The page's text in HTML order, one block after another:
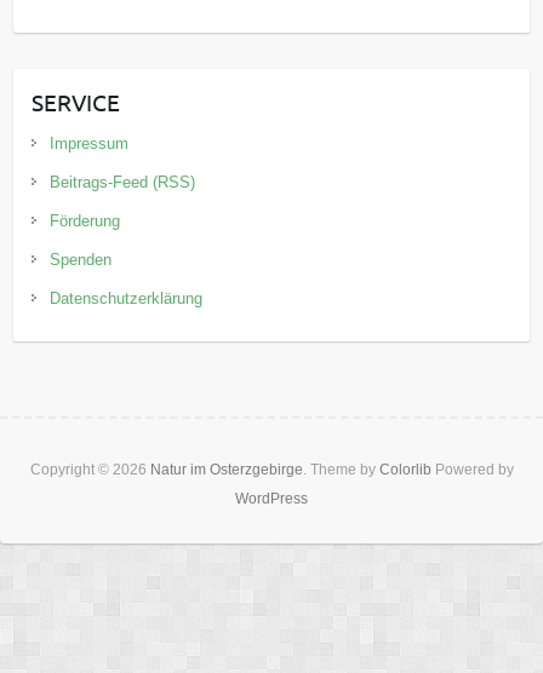
SERVICE
Impressum
Beitrags-Feed (RSS)
Förderung
Spenden
Datenschutzerklärung
Copyright © 2026 Natur im Osterzgebirge . Theme by Colorlib Powered by
WordPress